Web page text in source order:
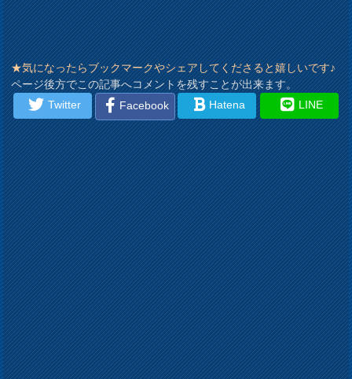
★気になったらブックマークやシェアしてくださると嬉しいです♪
ページ後方でこの記事へコメントを残すことが出来ます。
Twitter
Facebook Hatena LINE